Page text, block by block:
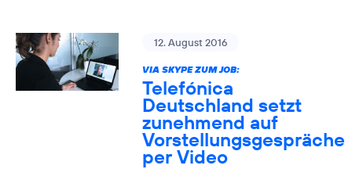
12. August 2016
VIA SKYPE ZUM JOB:
Telefónica
Deutschland setzt
zunehmend auf
Vorstellungsgespräche
per Video